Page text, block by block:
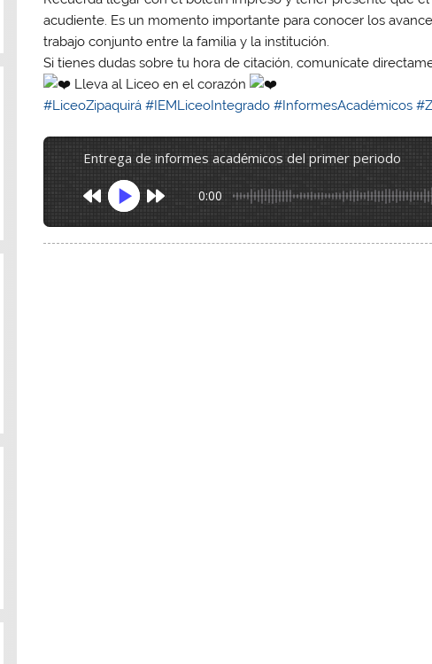
acudiente. Es un momento importante para conocer los
trabajo conjunto entre la familia y la institución.
Si tienes dudas sobre tu hora de citación, comunícate
Lleva al Liceo en el corazón
#LiceoZipaquirá #IEMLiceoIntegrado #InformesAcadémicos
entrega de informes académicos del primer periodo
0:00